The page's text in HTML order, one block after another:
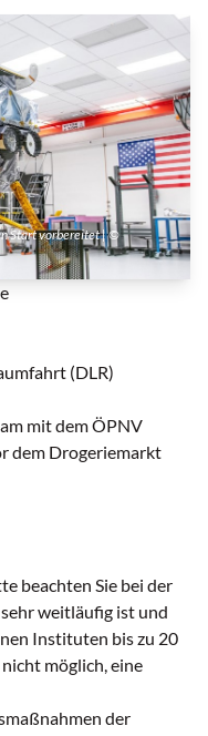
(DLR)
mit dem ÖPNV
dem Drogeriemarkt
beachten Sie bei der
sehr weitläufig ist und
Instituten bis zu 20
möglich, eine
der
Start vorbereitet | ©